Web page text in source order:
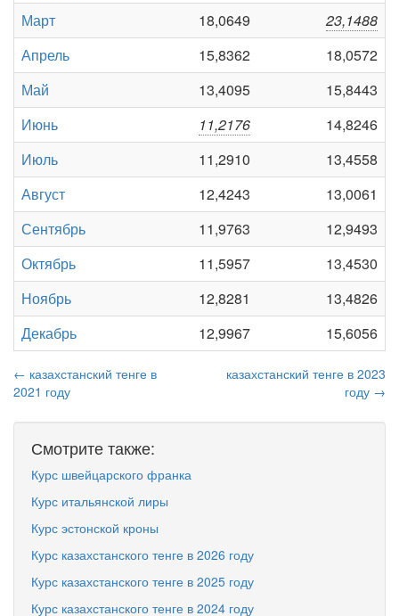
Март
18,0649
23,1488
Апрель
15,8362
18,0572
Май
13,4095
15,8443
Июнь
11,2176
14,8246
Июль
11,2910
13,4558
Август
12,4243
13,0061
Сентябрь
11,9763
12,9493
Октябрь
11,5957
13,4530
Ноябрь
12,8281
13,4826
Декабрь
12,9967 15,6056
← казахстанский тенге в
2021 году
казахстанский тенге в 2023
году →
Смотрите также:
Курс швейцарского франка
Курс итальянской лиры
Курс эстонской кроны
Курс казахстанского тенге в 2026 году
Курс казахстанского тенге в 2025 году
Курс казахстанского тенге в 2024 году